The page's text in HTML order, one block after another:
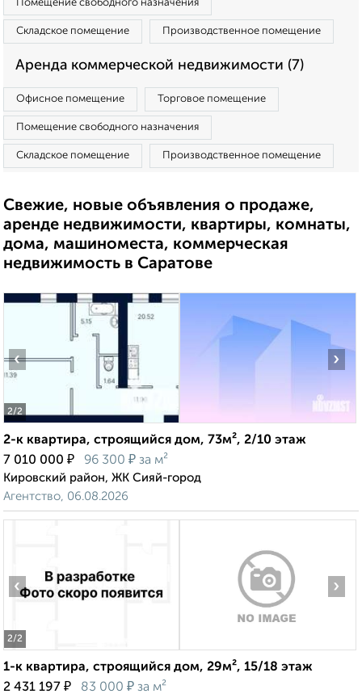
Помещение свободного назначения
Складское помещение Производственное помещение
Аренда коммерческой недвижимости (7)
Офисное помещение Торговое помещение
Помещение свободного назначения
Складское помещение Производственное помещение
Свежие, новые объявления о продаже,
аренде недвижимости, квартиры, комнаты,
дома, машиноместа, коммерческая
недвижимость в Саратове
2/2
‹ ›
2-к квартира, строящийся дом, 73м², 2/10 этаж
7 010 000 ₽ 96 300 ₽ за м²
Кировский район, ЖК Сияй-город
Агентство, 06.08.2026
2/2
‹ ›
1-к квартира, строящийся дом, 29м², 15/18 этаж
2 431 197 ₽ 83 000 ₽ за м²